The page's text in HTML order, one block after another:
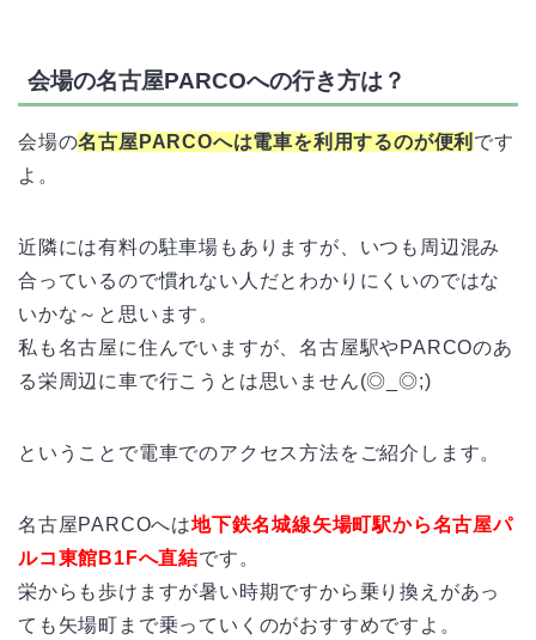
会場の名古屋PARCOへの行き方は？
会場の名古屋PARCOへは電車を利用するのが便利 です
よ。
近隣には有料の駐車場もありますが、いつも周辺混み
合っているので慣れない人だとわかりにくいのではな
いかな～と思います。
私も名古屋に住んでいますが、名古屋駅やPARCOのあ
る栄周辺に車で行こうとは思いません(◎_◎;)
ということで電車でのアクセス方法をご紹介します。
名古屋PARCOへは地下鉄名城線矢場町駅から名古屋パ
ルコ東館B1Fへ直結です。
栄からも歩けますが暑い時期ですから乗り換えがあっ
ても矢場町まで乗っていくのがおすすめですよ。